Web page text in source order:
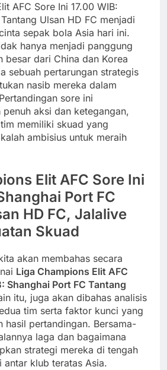
AFC Sore Ini 17.00 WIB:
Ulsan HD FC menjadi
sepak bola Asia hari ini.
hanya menjadi panggung
besar dari China dan Korea
sebuah pertarungan strategis
nasib mereka dalam
sore ini
aksi dan ketegangan,
memiliki skuad yang
ambisius untuk meraih
Elit AFC Sore Ini
Port FC
HD FC, Jalalive
Skuad
akan membahas secara
Liga Champions Elit AFC
Shanghai Port FC Tantang
itu, juga akan dibahas analisis
tim serta faktor kunci yang
hasil pertandingan. Bersama-
laga dan bagaimana
strategi mereka di tengah
antar klub teratas Asia.